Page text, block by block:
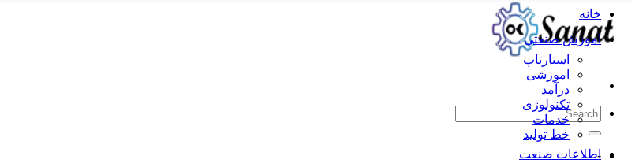
-
خانه
آموزش صنعتی
استارتاپ
اموزشی
درآمد
تکنولوژی
خدمات
خط تولید
اطلاعات صنعت